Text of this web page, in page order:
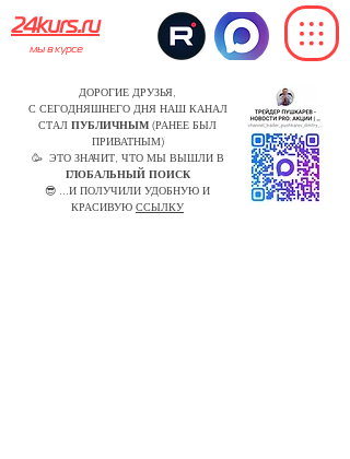
24kurs.ru
мы в курсе
ДОРОГИЕ ДРУЗЬЯ,
С СЕГОДНЯШНЕГО ДНЯ НАШ КАНАЛ
СТАЛ ПУБЛИЧНЫМ (РАНЕЕ БЫЛ
ПРИВАТНЫМ)
🥳 ЭТО ЗНАЧИТ, ЧТО МЫ ВЫШЛИ В
ГЛОБАЛЬНЫЙ ПОИСК
😎 ...И ПОЛУЧИЛИ УДОБНУЮ И
КРАСИВУЮ ССЫЛКУ